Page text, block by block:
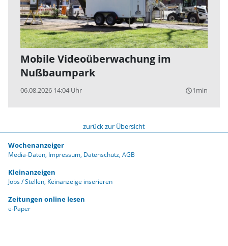
Mobile Videoüberwachung im
Nußbaumpark
06.08.2026 14:04 Uhr query_builder1min
zurück zur Übersicht
Wochenanzeiger
Media-Daten Impressum Datenschutz AGB
Kleinanzeigen
Jobs / Stellen Keinanzeige inserieren
Zeitungen online lesen
e-Paper